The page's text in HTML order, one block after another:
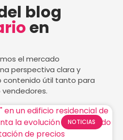
blog
en
el mercado
perspectiva clara y
contenido útil tanto para
NOTICIAS